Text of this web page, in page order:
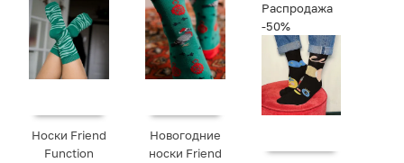
Носки Friend
Function
Новогодние
носки Friend
Распродажа
-50%